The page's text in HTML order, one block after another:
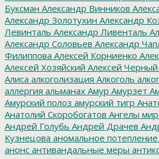
Буксман Александр Винников
Александр Золотухин Александр
Левинталь Александр Ливенталь
Александр Соловьев Александр
Филиппова Алексей Корниенко
Алексей Хозяйский Алексей Черный
Алиса алкоголизация Алкоголь
аллергия альманах Амур Амурзет
Амурский полоз амурский тигр
Анатолий Скоробогатов Ангелы
Андрей Голубь Андрей Драчев
Кузнецова аномальное потепление
анонс антивандальные меры